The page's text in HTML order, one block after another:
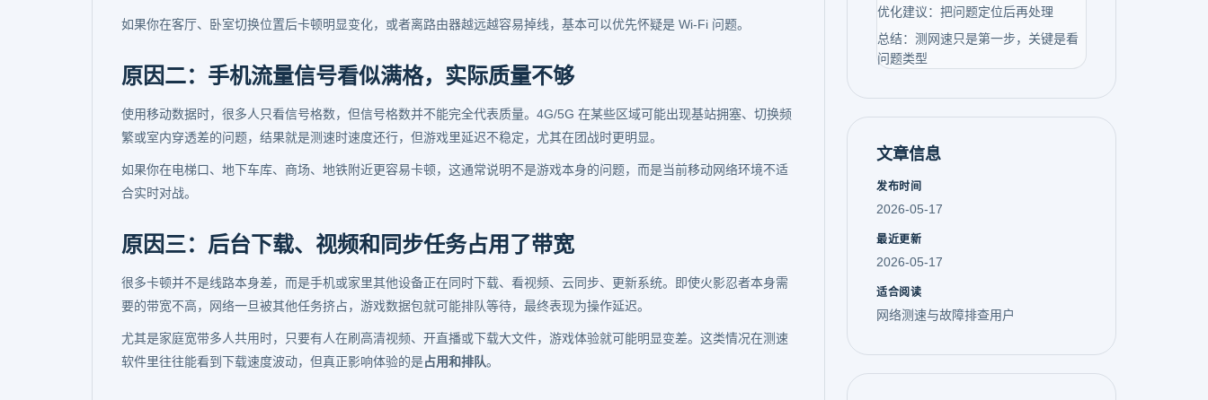
如果你在客厅、卧室切换位置后卡顿明显变化，或者离路由器越远越容易掉线，基本可以优先怀疑是 Wi-Fi 问题。
原因二：手机流量信号看似满格，实际质量不够
使用移动数据时，很多人只看信号格数，但信号格数并不能完全代表质量。4G/5G 在某些区域可能出现基站拥塞、切换频
繁或室内穿透差的问题，结果就是测速时速度还行，但游戏里延迟不稳定，尤其在团战时更明显。
如果你在电梯口、地下车库、商场、地铁附近更容易卡顿，这通常说明不是游戏本身的问题，而是当前移动网络环境不适
合实时对战。
原因三：后台下载、视频和同步任务占用了带宽
很多卡顿并不是线路本身差，而是手机或家里其他设备正在同时下载、看视频、云同步、更新系统。即使火影忍者本身需
要的带宽不高，网络一旦被其他任务挤占，游戏数据包就可能排队等待，最终表现为操作延迟。
尤其是家庭宽带多人共用时，只要有人在刷高清视频、开直播或下载大文件，游戏体验就可能明显变差。这类情况在测速
软件里往往能看到下载速度波动，但真正影响体验的是占用和排队。
优化建议：把问题定位后再处理
总结：测网速只是第一步，关键是看
问题类型
文章信息
发布时间
2026-05-17
最近更新
2026-05-17
适合阅读
网络测速与故障排查用户